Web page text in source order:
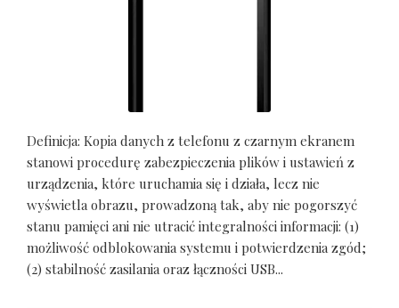
Definicja: Kopia danych z telefonu z czarnym ekranem
stanowi procedurę zabezpieczenia plików i ustawień z
urządzenia, które uruchamia się i działa, lecz nie
wyświetla obrazu, prowadzoną tak, aby nie pogorszyć
stanu pamięci ani nie utracić integralności informacji: (1)
możliwość odblokowania systemu i potwierdzenia zgód;
(2) stabilność zasilania oraz łączności USB...